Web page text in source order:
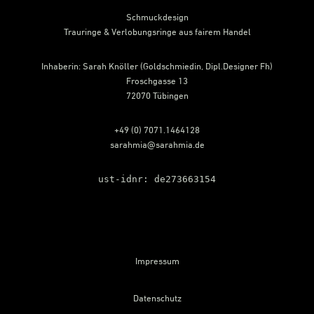
Schmuckdesign
Trauringe & Verlobungsringe aus fairem Handel
Inhaberin: Sarah Knöller (Goldschmiedin, Dipl.Designer Fh)
Froschgasse 13
72070 Tübingen
+49 (0) 7071.1464128
sarahmia@sarahmia.de
ust-idnr: de273663154
Impressum
Datenschutz